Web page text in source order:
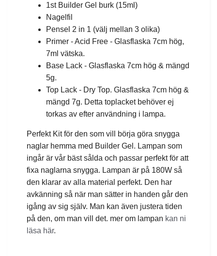
1st Builder Gel burk (15ml)
Nagelfil
Pensel 2 in 1 (välj mellan 3 olika)
Primer - Acid Free - Glasflaska 7cm hög,
7ml vätska.
Base Lack - Glasflaska 7cm hög & mängd
5g.
Top Lack - Dry Top. Glasflaska 7cm hög &
mängd 7g. Detta toplacket behöver ej
torkas av efter användning i lampa.
Perfekt Kit för den som vill börja göra snygga
naglar hemma med Builder Gel. Lampan som
ingår är vår bäst sålda och passar perfekt för att
fixa naglarna snygga. Lampan är på 180W så
den klarar av alla material perfekt. Den har
avkänning så när man sätter in handen går den
igång av sig själv. Man kan även justera tiden
på den, om man vill det. mer om lampan kan ni
läsa här.